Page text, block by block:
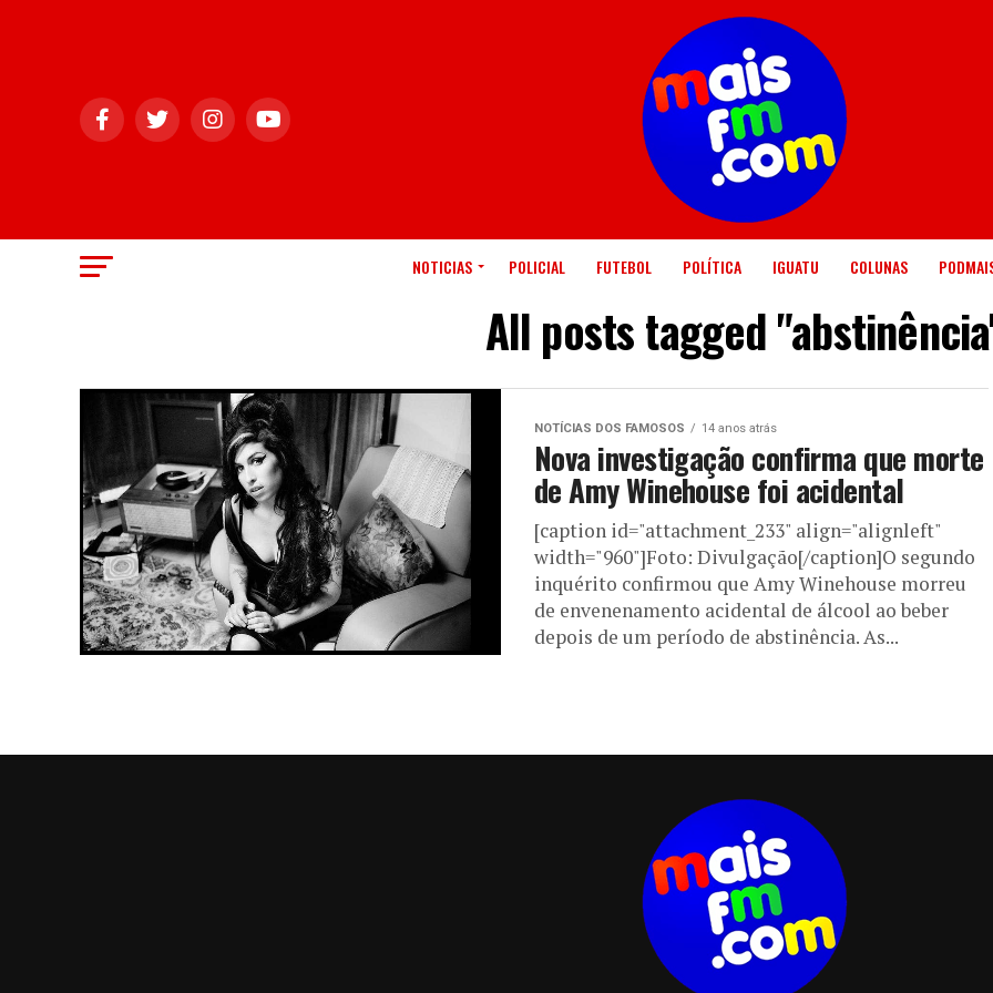
NOTICIAS POLICIAL FUTEBOL POLÍTICA IGUATU COLUNAS
All posts tagged
NOTÍCIAS DOS FAMOSOS 14 anos atrás
Nova investigação confirma que morte
de Amy Winehouse foi acidental
[caption id="attachment_233" align="alignleft"
width="960"]Foto: Divulgação[/caption]O segundo
inquérito confirmou que Amy Winehouse morreu
de envenenamento acidental de álcool ao beber
depois de um período de abstinência. As...